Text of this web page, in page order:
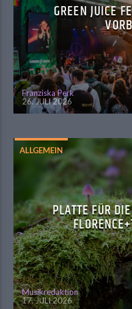
GREEN JUICE
Franziska Perk
26. JULI 2026
ALLGEMEIN
PLATTE FÜR
Musikredaktion
17. JULI 2026